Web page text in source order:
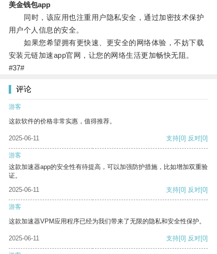
美金钱包app
同时，该应用也注重用户隐私安全，通过加密技术保护
用户个人信息的安全。
如果您希望拥有更快速、更安全的网络体验，不妨下载
安装元链加速app官网，让您的网络生活更加畅快无阻。
#37#
评论
游客
这款软件的价格非常实惠，值得推荐。
2025-06-11 支持[0] 反对[0]
游客
这款加速器app的安全性有待提高，可以加强防护措施，比如增加双重验
证。
2025-06-11
支持[0] 反对[0]
游客
这款加速器VPM应用程序已经为我们带来了无限的隐私和安全性保护。
2025-06-11 支持[0] 反对[0]